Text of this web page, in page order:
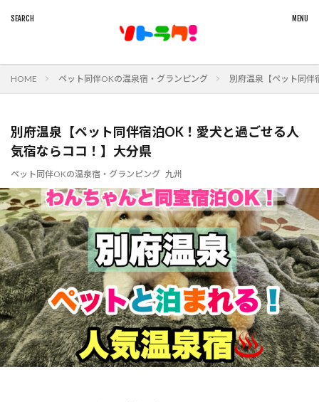
HOME ペット同伴OKの温泉宿・グランピング 別府温泉【ペット同伴
別府温泉【ペット同伴宿泊OK！愛犬と過ごせる人
気宿ならココ！】大分県
ペット同伴OKの温泉宿・グランピング 九州